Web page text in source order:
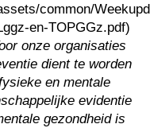
common/
en-TOPGGz.pdf)
onze organisaties
dient te worden
en mentale
evidentie
gezondheid is